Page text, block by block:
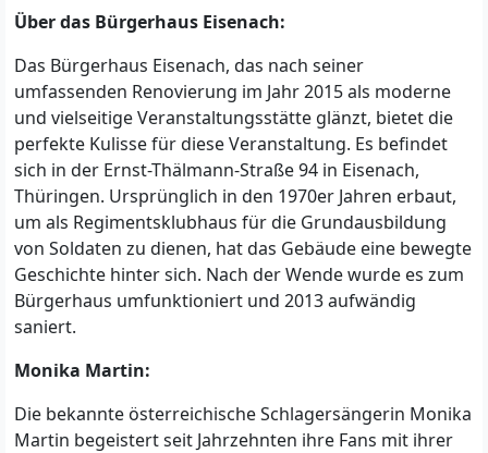
Über das Bürgerhaus Eisenach:
Das Bürgerhaus Eisenach, das nach seiner
umfassenden Renovierung im Jahr 2015 als moderne
und vielseitige Veranstaltungsstätte glänzt, bietet die
perfekte Kulisse für diese Veranstaltung. Es befindet
sich in der Ernst-Thälmann-Straße 94 in Eisenach,
Thüringen. Ursprünglich in den 1970er Jahren erbaut,
um als Regimentsklubhaus für die Grundausbildung
von Soldaten zu dienen, hat das Gebäude eine bewegte
Geschichte hinter sich. Nach der Wende wurde es zum
Bürgerhaus umfunktioniert und 2013 aufwändig
saniert.
Monika Martin:
Die bekannte österreichische Schlagersängerin Monika
Martin begeistert seit Jahrzehnten ihre Fans mit ihrer